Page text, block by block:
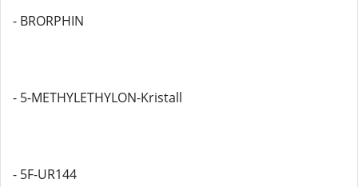
- BRORPHIN
- 5-METHYLETHYLON-Kristall
- 5F-UR144